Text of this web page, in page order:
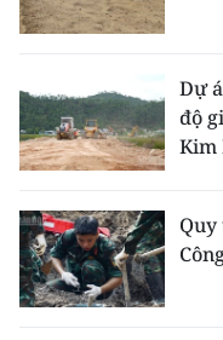
ĐỌC BÁO IN
中文
FRANÇAIS
Dự
độ
Kim